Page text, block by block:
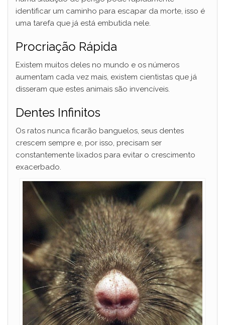
identificar um caminho para escapar da morte, isso é
uma tarefa que já está embutida nele.
Procriação Rápida
Existem muitos deles no mundo e os números
aumentam cada vez mais, existem cientistas que já
disseram que estes animais são invencíveis.
Dentes Infinitos
Os ratos nunca ficarão banguelos, seus dentes
crescem sempre e, por isso, precisam ser
constantemente lixados para evitar o crescimento
exacerbado.